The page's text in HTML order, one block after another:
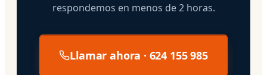
respondemos en menos de 2 horas.
Llamar ahora · 624 155 985